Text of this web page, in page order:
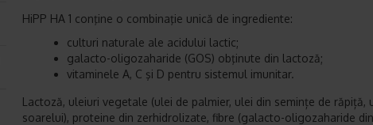
HiPP HA 1 conţine o combinaţie unică de ingrediente:
culturi naturale ale acidului lactic;
galacto-oligozaharide (GOS) obţinute din lactoză;
vitaminele A, C şi D pentru sistemul imunitar.
Lactoză, uleiuri vegetale (ulei de palmier, ulei din semințe de răpiță,
soarelui), proteine din zerhidrolizate, fibre (galacto-oligozaharide